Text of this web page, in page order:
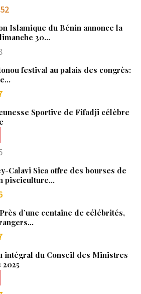
Islamique du Bénin annonce la
30…
festival au palais des congrès:
Sportive de Fifadji célèbre
Calavi Sica offre des bourses de
pisciculture…
d’une centaine de célébrités,
intégral du Conseil des Ministres